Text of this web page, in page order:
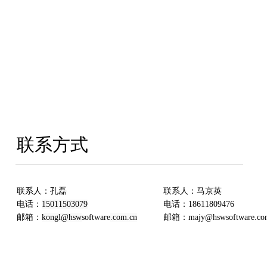
联系人：马京英
电话： 18611809476
邮箱：majy@hswsoftware
联系人：孔磊
电话： 15011503079
邮箱：kongl@hswsoftware.com.cn
联系方式